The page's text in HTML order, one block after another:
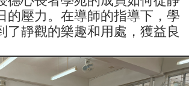
的壓力。在導師的指導下，學
了靜觀的樂趣和用處，獲益良